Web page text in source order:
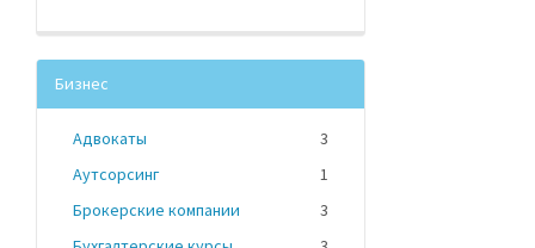
Бизнес
Адвокаты
3
Аутсорсинг
1
Брокерские компании
3